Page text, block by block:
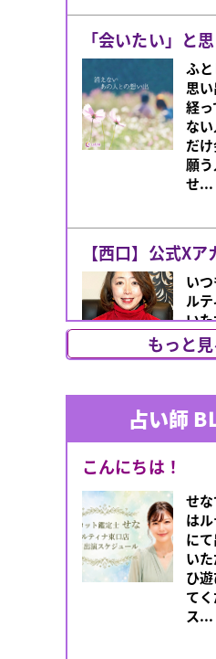
「会いたい」と
ふ
思
経
な
だ
願
せ...
【西口】公式Xア
い
ル
い
とう
す
あなたのオーラは
「
く
な
係
いか
し
出...
もっと
占い師
こんにちは！
せ
は
に
い
ひ
て
ス...